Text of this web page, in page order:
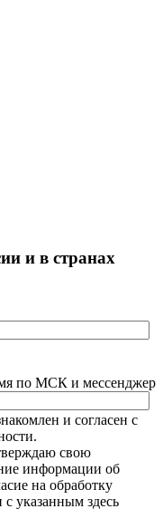
и в странах
по МСК и мессенджер
и согласен с
свою
информации об
на обработку
указанным здесь